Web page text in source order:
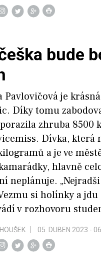
bude
Pavlovičová je
Díky tomu
zhruba 8500
Dívka,
a je ve
hlavně
neplánuje.
si holínky a
v rozhovoru
05. DUBEN 2023 -